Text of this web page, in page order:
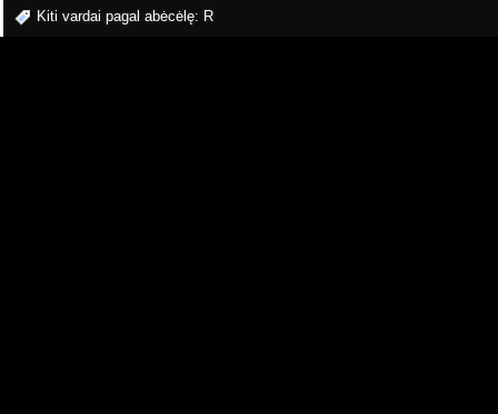
Kiti vardai pagal abėcėlę: R